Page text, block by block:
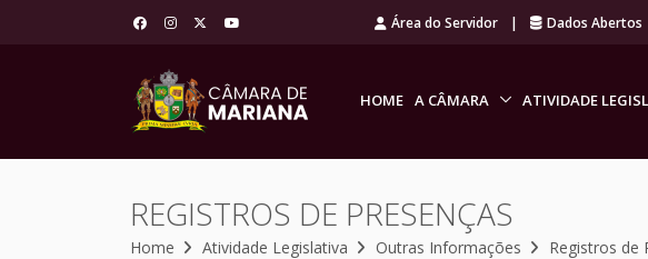
Área do Servidor | Dados Abertos
HOME A CÂMARA ATIVIDADE
REGISTROS DE PRESENÇAS
Home Atividade Legislativa Outras Informações Registros de